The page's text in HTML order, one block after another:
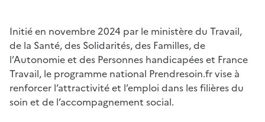
Initié en novembre 2024 par le ministère du Travail,
de la Santé, des Solidarités, des Familles, de
l’Autonomie et des Personnes handicapées et France
Travail, le programme national Prendresoin.fr vise à
renforcer l’attractivité et l’emploi dans les filières du
soin et de l’accompagnement social.